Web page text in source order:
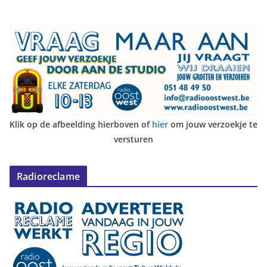
Klik op de afbeelding hierboven of hier om jouw verzoekje te
versturen
Radioreclame